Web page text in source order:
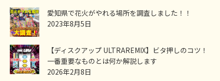
愛知県で花火がやれる場所を調査しました！！
2023年8月5日
【ディスクアップ ULTRAREMIX】ビタ押しのコツ！
一番重要なものとは何か解説します
2026年2月8日